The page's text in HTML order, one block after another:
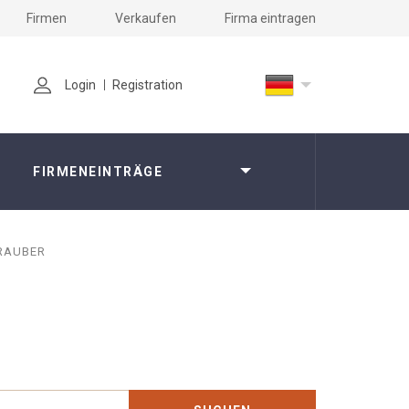
Firmen Verkaufen Firma eintragen
Login Registration
FIRMENEINTRÄGE